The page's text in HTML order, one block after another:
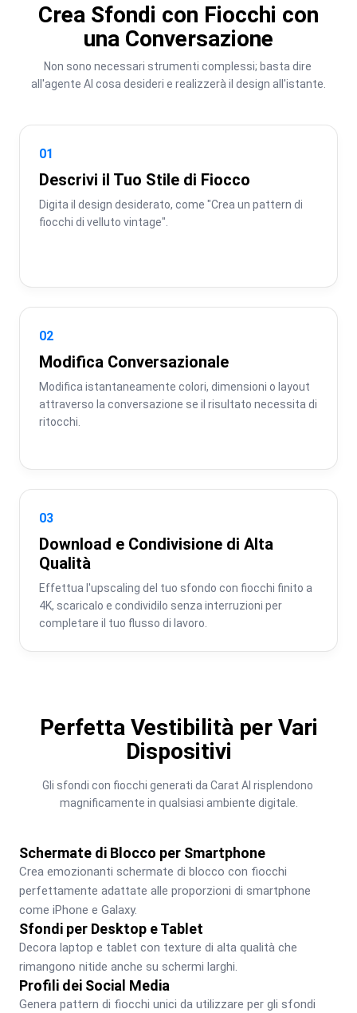
Crea Sfondi con Fiocchi con
una Conversazione
Non sono necessari strumenti complessi; basta dire
all'agente AI cosa desideri e realizzerà il design all'istante.
01
Descrivi il Tuo Stile di Fiocco
Digita il design desiderato, come "Crea un pattern di
fiocchi di velluto vintage".
02
Modifica Conversazionale
Modifica istantaneamente colori, dimensioni o layout
attraverso la conversazione se il risultato necessita di
ritocchi.
03
Download e Condivisione di Alta
Qualità
Effettua l'upscaling del tuo sfondo con fiocchi finito a
4K, scaricalo e condividilo senza interruzioni per
completare il tuo flusso di lavoro.
Perfetta Vestibilità per Vari
Dispositivi
Gli sfondi con fiocchi generati da Carat AI risplendono
magnificamente in qualsiasi ambiente digitale.
Schermate di Blocco per Smartphone
Crea emozionanti schermate di blocco con fiocchi
perfettamente adattate alle proporzioni di smartphone
come iPhone e Galaxy.
Sfondi per Desktop e Tablet
Decora laptop e tablet con texture di alta qualità che
rimangono nitide anche su schermi larghi.
Profili dei Social Media
Genera pattern di fiocchi unici da utilizzare per gli sfondi